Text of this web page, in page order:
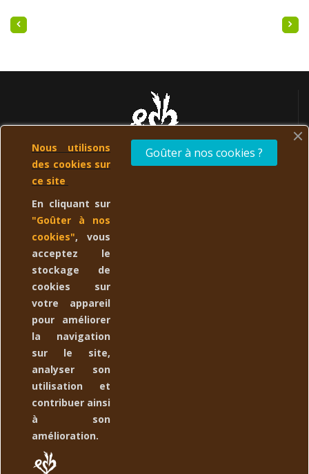
Esprit des Bois réalise vos désirs sur mesure ! N'hésitez-pas à
nous contacter:
lors de nos balades. Nos créations sont enduites à l'huile de Lin
biologique.
CONTACTEZ NOUS
YOUR ACCOUNT
ESPRIT DES BOIS
NEWSLETTER
Copyright 2022
Nous utilisons
des cookies sur
ce site
En cliquant sur
"Goûter à nos
cookies", vous
acceptez le
stockage de
cookies sur
votre appareil
pour améliorer
la navigation
sur le site,
analyser son
utilisation et
contribuer ainsi
à son
amélioration.
Goûter à nos cookies ?